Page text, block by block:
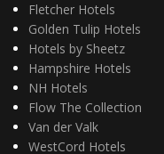
Fletcher Hotels
Golden Tulip Hotels
Hotels by Sheetz
Hampshire Hotels
NH Hotels
Flow The Collection
Van der Valk
WestCord Hotels